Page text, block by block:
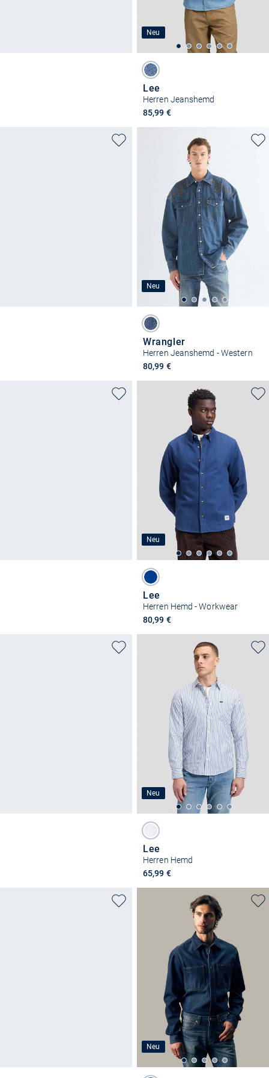
Neu
Lee
Herren Jeanshemd
85,99 €
Neu
Wrangler
Herren Jeanshemd - Western
80,99 €
Neu
Lee
Herren Hemd - Workwear
80,99 €
Neu
Lee
Herren Hemd
65,99 €
Neu